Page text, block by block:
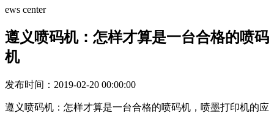
ews center
遵义喷码机：怎样才算是一台合格的喷码
机
发布时间：2019-02-20 00:00:00
遵义喷码机：怎样才算是一台合格的喷码机， 喷墨打印机的应